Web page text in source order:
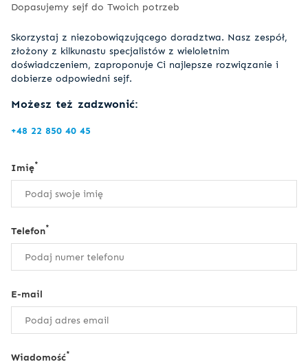
Dopasujemy sejf do Twoich potrzeb
Skorzystaj z niezobowiązującego doradztwa. Nasz zespół,
złożony z kilkunastu specjalistów z wieloletnim
doświadczeniem, zaproponuje Ci najlepsze rozwiązanie i
dobierze odpowiedni sejf.
Możesz też zadzwonić:
+48 22 850 40 45
Imię*
Telefon*
E-mail
Wiadomość*